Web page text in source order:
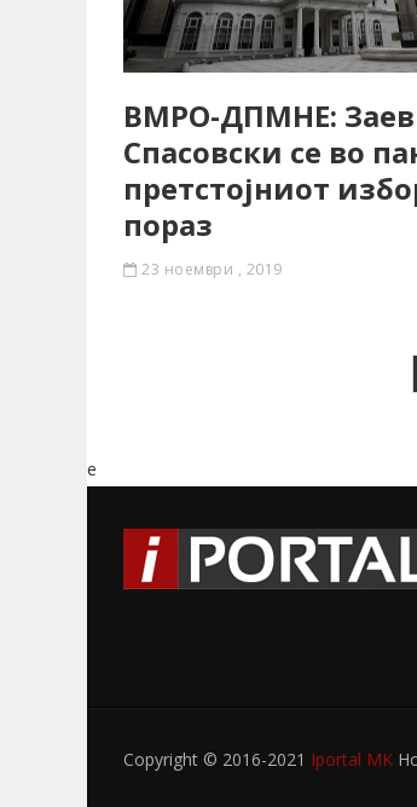
ВМРО-ДПМНЕ:
Спасовски се во
претстојниот
пораз
23 ноември , 2019
e
Copyright © 2016-2021 Iportal MK